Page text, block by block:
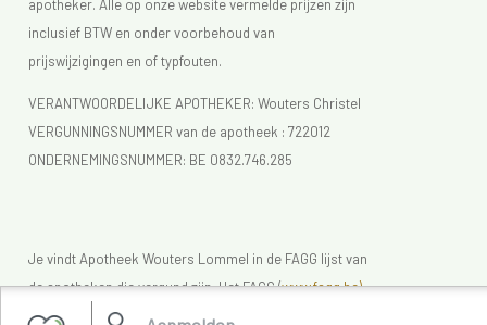
apotheker. Alle op onze website vermelde prijzen zijn
inclusief BTW en onder voorbehoud van
prijswijzigingen en of typfouten.
VERANTWOORDELIJKE APOTHEKER: Wouters Christel
VERGUNNINGSNUMMER van de apotheek : 722012
ONDERNEMINGSNUMMER: BE 0832.746.285
Je vindt Apotheek Wouters Lommel in de FAGG lijst van
de apotheken die vergund zijn. Het FAGG (www.fagg.be)
controleert de wettelikheid van de Belgische (online)